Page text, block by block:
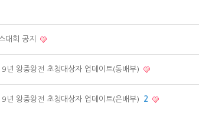
대회 공지
년 왕중왕전 초청대상자 업데이트(동배부)
년 왕중왕전 초청대상자 업데이트(은배부) 2